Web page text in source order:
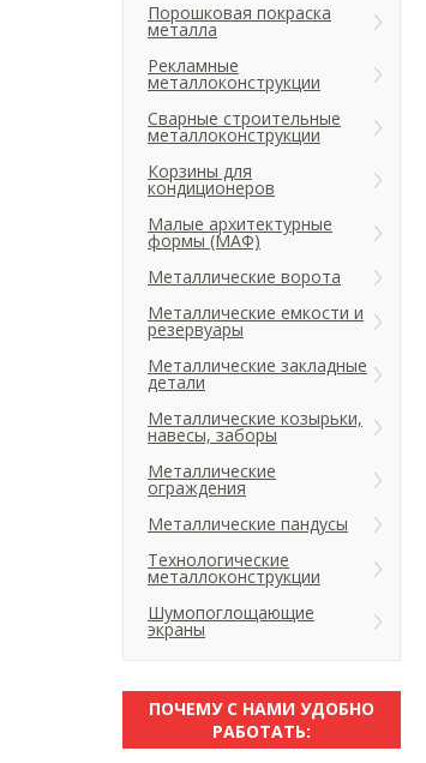
Порошковая покраска
металла
Рекламные
металлоконструкции
Сварные строительные
металлоконструкции
Корзины для
кондиционеров
Малые архитектурные
формы (МАФ)
Металлические ворота
Металлические емкости и
резервуары
Металлические закладные
детали
Металлические козырьки,
навесы, заборы
Металлические
ограждения
Металлические пандусы
Технологические
металлоконструкции
Шумопоглощающие
экраны
ПОЧЕМУ С НАМИ УДОБНО
РАБОТАТЬ: